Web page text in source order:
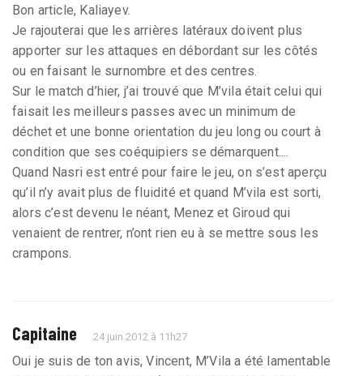
Bon article, Kaliayev.
Je rajouterai que les arrières latéraux doivent plus
apporter sur les attaques en débordant sur les côtés
ou en faisant le surnombre et des centres.
Sur le match d’hier, j’ai trouvé que M’vila était celui qui
faisait les meilleurs passes avec un minimum de
déchet et une bonne orientation du jeu long ou court à
condition que ses coéquipiers se démarquent....
Quand Nasri est entré pour faire le jeu, on s’est aperçu
qu’il n’y avait plus de fluidité et quand M’vila est sorti,
alors c’est devenu le néant, Menez et Giroud qui
venaient de rentrer, n’ont rien eu à se mettre sous les
crampons.
Capitaine 24 juin 2012 à 11h27
Oui je suis de ton avis, Vincent, M’Vila a été lamentable